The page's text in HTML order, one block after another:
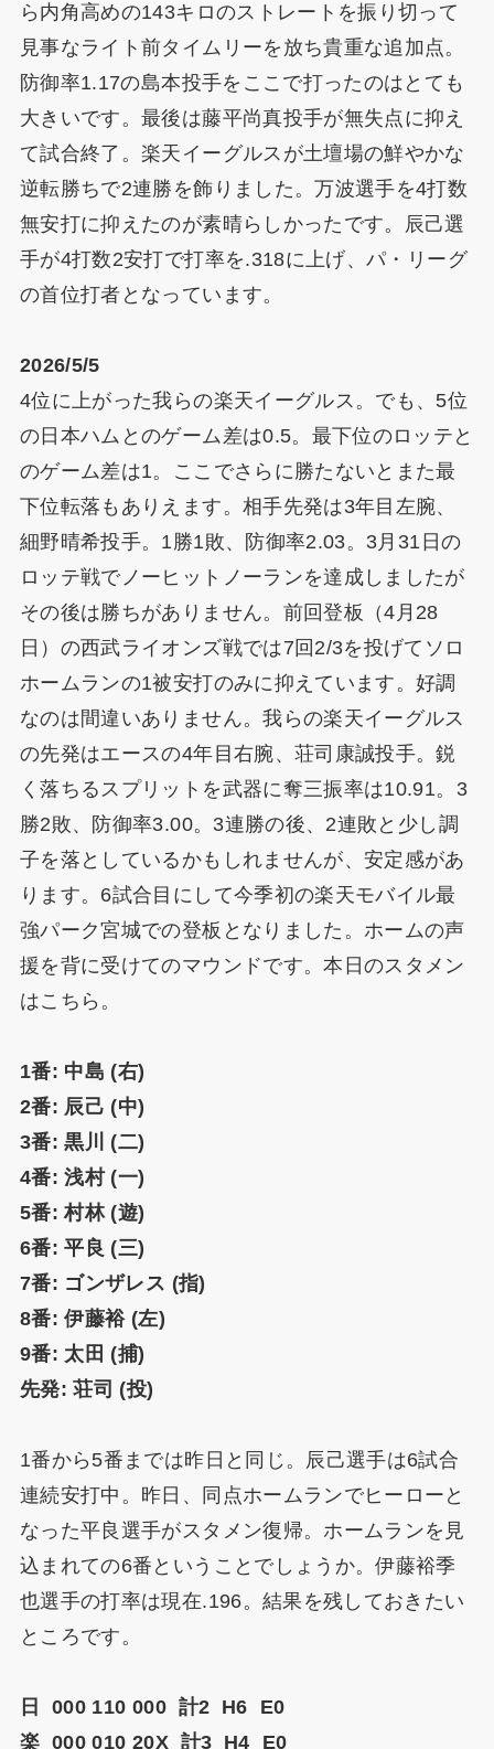
ら内角高めの143キロのストレートを振り切って
見事なライト前タイムリーを放ち貴重な追加点。
防御率1.17の島本投手をここで打ったのはとても
大きいです。最後は藤平尚真投手が無失点に抑え
て試合終了。楽天イーグルスが土壇場の鮮やかな
逆転勝ちで2連勝を飾りました。万波選手を4打数
無安打に抑えたのが素晴らしかったです。辰己選
手が4打数2安打で打率を.318に上げ、パ・リーグ
の首位打者となっています。
2026/5/5
4位に上がった我らの楽天イーグルス。でも、5位
の日本ハムとのゲーム差は0.5。最下位のロッテと
のゲーム差は1。ここでさらに勝たないとまた最
下位転落もありえます。相手先発は3年目左腕、
細野晴希投手。1勝1敗、防御率2.03。3月31日の
ロッテ戦でノーヒットノーランを達成しましたが
その後は勝ちがありません。前回登板（4月28
日）の西武ライオンズ戦では7回2/3を投げてソロ
ホームランの1被安打のみに抑えています。好調
なのは間違いありません。我らの楽天イーグルス
の先発はエースの4年目右腕、荘司康誠投手。鋭
く落ちるスプリットを武器に奪三振率は10.91。3
勝2敗、防御率3.00。3連勝の後、2連敗と少し調
子を落としているかもしれませんが、安定感があ
ります。6試合目にして今季初の楽天モバイル最
強パーク宮城での登板となりました。ホームの声
援を背に受けてのマウンドです。本日のスタメン
はこちら。
1番: 中島 (右)
2番: 辰己 (中)
3番: 黒川 (二)
4番: 浅村 (一)
5番: 村林 (遊)
6番: 平良 (三)
7番: ゴンザレス (指)
8番: 伊藤裕 (左)
9番: 太田 (捕)
先発: 荘司 (投)
1番から5番までは昨日と同じ。辰己選手は6試合
連続安打中。昨日、同点ホームランでヒーローと
なった平良選手がスタメン復帰。ホームランを見
込まれての6番ということでしょうか。伊藤裕季
也選手の打率は現在.196。結果を残しておきたい
ところです。
日 000 110 000 計2 H6 E0
楽 000 010 20X 計3 H4 E0